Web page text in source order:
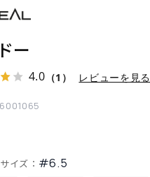
ー
4.0 （1） レビューを見る
イズ： #6.5